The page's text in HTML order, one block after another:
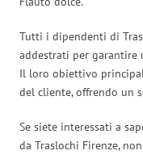
Tutti i dipendenti di
addestrati per garantire
Il loro obiettivo
del cliente, offrendo un
Se siete interessati a
da Traslochi Firenze,